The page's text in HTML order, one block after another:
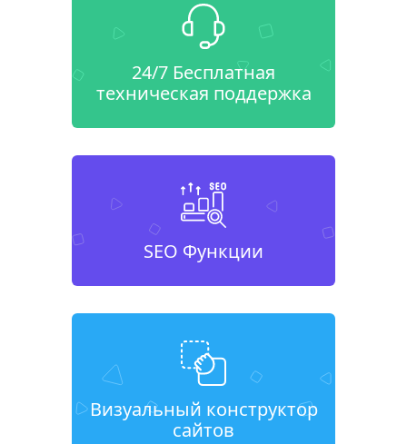
24/7 Бесплатная
техническая поддержка
SEO Функции
Визуальный конструктор
сайтов